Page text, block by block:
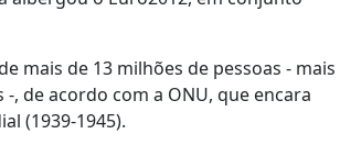
mais de 13 milhões de pessoas - mais
, de acordo com a ONU, que encara
(1939-1945).